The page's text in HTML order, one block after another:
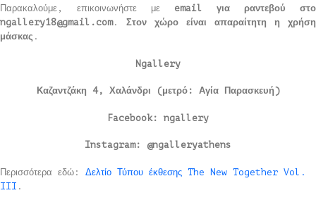
Παρακαλούμε, επικοινωνήστε με email για ραντεβού στο
ngallery18@gmail.com. Στον χώρο είναι απαραίτητη η χρήση
μάσκας .
Ngallery
Καζαντζάκη 4, Χαλάνδρι (μετρό: Αγία Παρασκευή)
Facebook: ngallery
Instagram: @ngalleryathens
Περισσότερα εδώ: Δελτίο Τύπου έκθεσης The New Together Vol.
III .